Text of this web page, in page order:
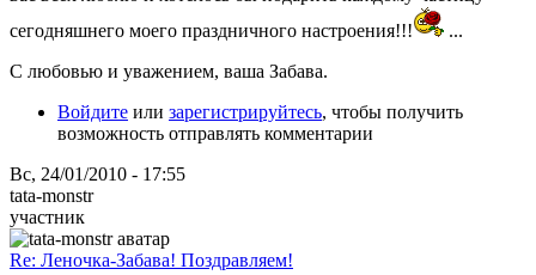
сегодняшнего моего праздничного настроения!!!
...
С любовью и уважением, ваша Забава.
Войдите или зарегистрируйтесь, чтобы получить
возможность отправлять комментарии
Вс, 24/01/2010 - 17:55
tata-monstr
участник
Re: Леночка-Забава! Поздравляем!